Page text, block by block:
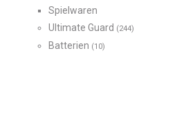
Spielwaren
Ultimate Guard (244)
Batterien (10)